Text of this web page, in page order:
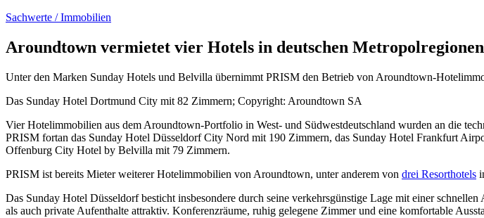
Sachwerte / Immobilien
Aroundtown vermietet vier Hotels in deutschen
Unter den Marken Sunday Hotels und Belvilla übernimmt PRISM den Betrieb von Aroundtown-
Das Sunday Hotel Dortmund City mit 82 Zimmern; Copyright: Aroundtown SA
Vier Hotelimmobilien aus dem Aroundtown-Portfolio in West- und Südwestdeutschland wurden an die
PRISM fortan das Sunday Hotel Düsseldorf City Nord mit 190 Zimmern, das Sunday Hotel Frankfurt
Offenburg City Hotel by Belvilla mit 79 Zimmern.
PRISM ist bereits Mieter weiterer Hotelimmobilien von Aroundtown, unter anderem von drei Resorthotels
Das Sunday Hotel Düsseldorf besticht insbesondere durch seine verkehrsgünstige Lage mit einer
als auch private Aufenthalte attraktiv. Konferenzräume, ruhig gelegene Zimmer und eine komfortable